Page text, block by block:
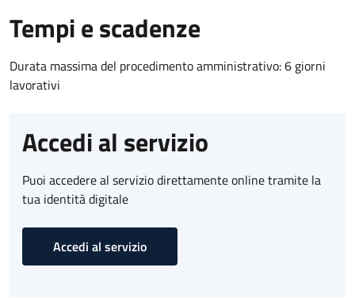
Tempi e scadenze
Durata massima del procedimento amministrativo: 6 giorni
lavorativi
Accedi al servizio
Puoi accedere al servizio direttamente online tramite la
tua identità digitale
Accedi al servizio